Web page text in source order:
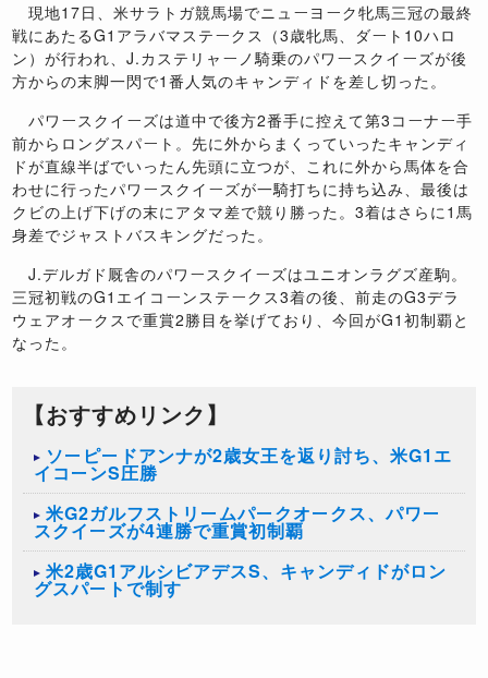
現地17日、米サラトガ競馬場でニューヨーク牝馬三冠の最終
戦にあたるG1アラバマステークス（3歳牝馬、ダート10ハロ
ン）が行われ、J.カステリャーノ騎乗のパワースクイーズが後
方からの末脚一閃で1番人気のキャンディドを差し切った。
パワースクイーズは道中で後方2番手に控えて第3コーナー手
前からロングスパート。先に外からまくっていったキャンディ
ドが直線半ばでいったん先頭に立つが、これに外から馬体を合
わせに行ったパワースクイーズが一騎打ちに持ち込み、最後は
クビの上げ下げの末にアタマ差で競り勝った。3着はさらに1馬
身差でジャストバスキングだった。
J.デルガド厩舎のパワースクイーズはユニオンラグズ産駒。
三冠初戦のG1エイコーンステークス3着の後、前走のG3デラ
ウェアオークスで重賞2勝目を挙げており、今回がG1初制覇と
なった。
【おすすめリンク】
ソーピードアンナが2歳女王を返り討ち、米G1エ
イコーンS圧勝
米G2ガルフストリームパークオークス、パワー
スクイーズが4連勝で重賞初制覇
米2歳G1アルシビアデスS、キャンディドがロン
グスパートで制す